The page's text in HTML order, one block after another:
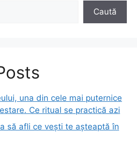
Caută
una din cele mai puternice
Ce ritual se practică azi
să afli ce vești te așteaptă în